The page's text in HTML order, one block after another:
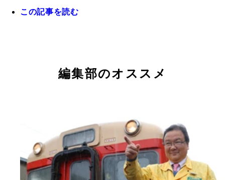
この記事を読む
編集部のオススメ